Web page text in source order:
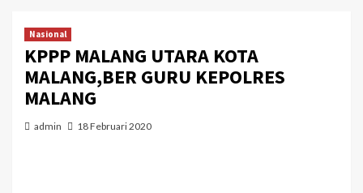
Nasional
KPPP MALANG UTARA KOTA
MALANG,BER GURU KEPOLRES
MALANG
admin 18 Februari 2020